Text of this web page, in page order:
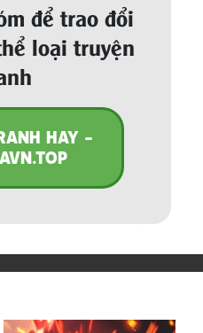
để trao đổi
loại truyện
HAY -